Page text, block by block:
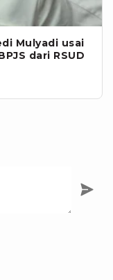
Mulyadi usai
dari RSUD